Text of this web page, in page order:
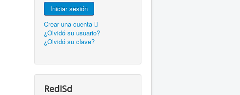
Iniciar sesión
Crear una cuenta
¿Olvidó su usuario?
¿Olvidó su clave?
RedISd